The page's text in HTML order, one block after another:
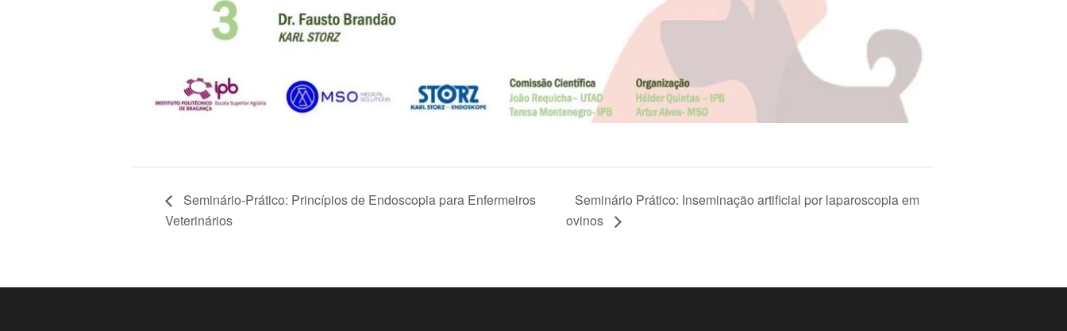
Seminário-Prático: Princípios de Endoscopia para Enfermeiros
Veterinários
Seminário Prático: Inseminação artificial por laparoscopia em
ovinos